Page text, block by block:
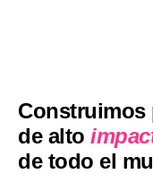
Construimos
de alto
de todo el